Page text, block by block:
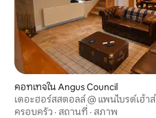
คอทเทจใน Angus Council
เดอะฮอร์สสตอลล์ @ แพนไบรด์เฮ้าส์
ครอบครัว · สถานที่ · สภาพ